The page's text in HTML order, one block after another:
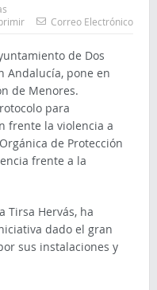
Correo Electrónico
de Dos
Andalucía, pone en
de Menores.
para
frente la violencia a
de Protección
frente a la
Tirsa Hervás, ha
dado el gran
sus instalaciones y